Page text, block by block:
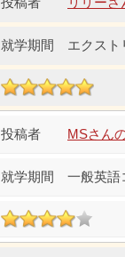
エクスト
MSさん
一般英語